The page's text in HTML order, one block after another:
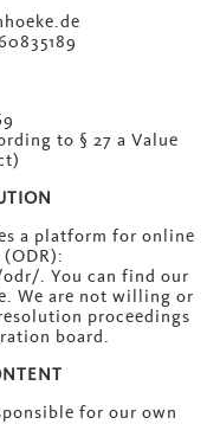
to § 27 a Value
a platform for online
odr/. You can find our
We are not willing or
proceedings
board.
for our own